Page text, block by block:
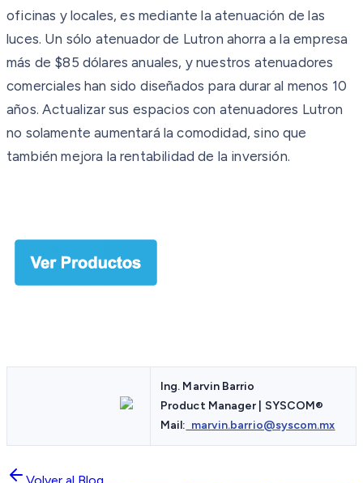
oficinas y locales, es mediante la atenuación de las
luces. Un sólo atenuador de Lutron ahorra a la empresa
más de $85 dólares anuales, y nuestros atenuadores
comerciales han sido diseñados para durar al menos 10
años. Actualizar sus espacios con atenuadores Lutron
no solamente aumentará la comodidad, sino que
también mejora la rentabilidad de la inversión.
Ing. Marvin Barrio
Product Manager | SYSCOM®
Mail: marvin.barrio@syscom.mx